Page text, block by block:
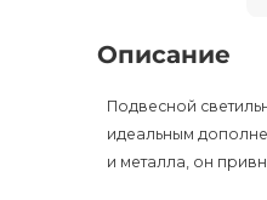
Описание
Подвесной
идеальным
и металла, он